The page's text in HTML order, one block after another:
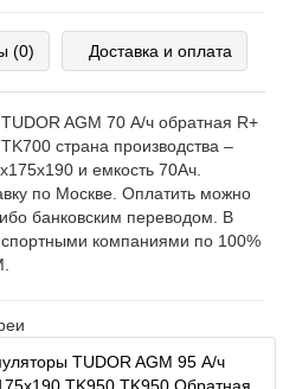
(0) Доставка и оплата
AGM 70 А/ч обратная R+
страна производства –
и емкость 70Ач.
по Москве. Оплатить можно
банковским переводом. В
компаниями по 100%